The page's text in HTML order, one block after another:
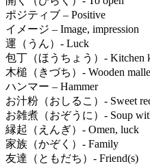
ポジティブ – Positive
イメージ – Image, impression
運（うん）- Luck
包丁（ほうちょう）- Kitchen
木槌（きづち）- Wooden
ハンマー – Hammer
お汁粉（おしるこ）- Sweet
お雑煮（おぞうに）- Soup
縁起（えんぎ）- Omen, luck
家族（かぞく）- Family
友達（ともだち）- Friend(s)